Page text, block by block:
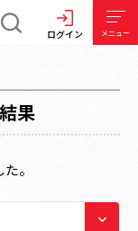
ログイン メニュー
果
。